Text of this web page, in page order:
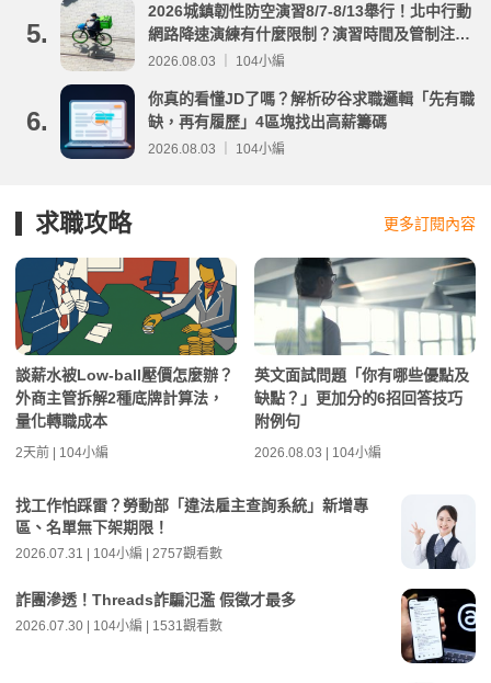
5.
2026城鎮韌性防空演習8/7-8/13舉行！北中行動
網路降速演練有什麼限制？演習時間及管制注意
事項整理
2026.08.03 ｜ 104小編
6.
你真的看懂JD了嗎？解析矽谷求職邏輯「先有職
缺，再有履歷」4區塊找出高薪籌碼
2026.08.03 ｜ 104小編
求職攻略 更多訂閱內容
談薪水被Low-ball壓價怎麼辦？
外商主管拆解2種底牌計算法，
量化轉職成本
2天前 | 104小編
英文面試問題「你有哪些優點及
缺點？」更加分的6招回答技巧
附例句
2026.08.03 | 104小編
找工作怕踩雷？勞動部「違法雇主查詢系統」新增專
區、名單無下架期限！
2026.07.31 | 104小編 | 2757觀看數
詐團滲透！Threads詐騙氾濫 假徵才最多
2026.07.30 | 104小編 | 1531觀看數